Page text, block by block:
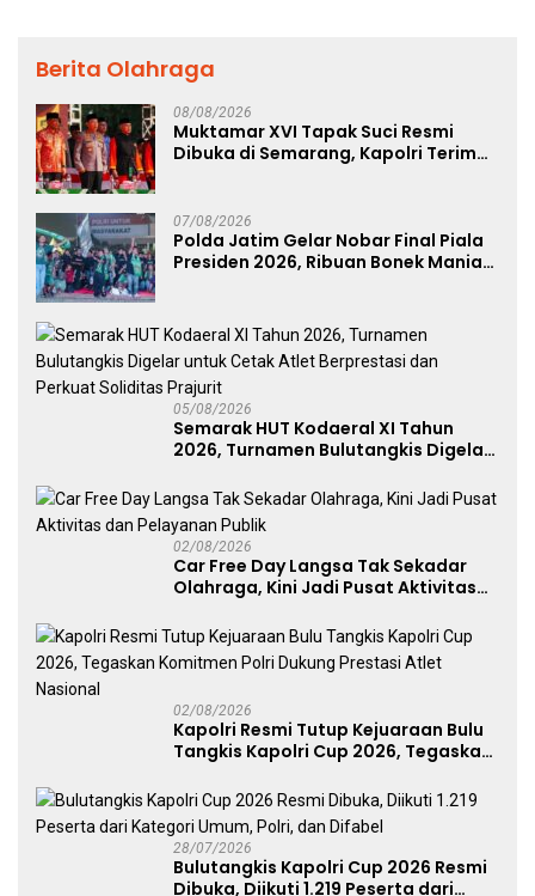
Berita Olahraga
08/08/2026
Muktamar XVI Tapak Suci Resmi
Dibuka di Semarang, Kapolri Terima
07/08/2026
Polda Jatim Gelar Nobar Final Piala
Presiden 2026, Ribuan Bonek Mania
05/08/2026
Semarak HUT Kodaeral XI Tahun
2026, Turnamen Bulutangkis Digelar
Perkuat Soliditas Prajurit
02/08/2026
Car Free Day Langsa Tak Sekadar
Olahraga, Kini Jadi Pusat Aktivitas
02/08/2026
Kapolri Resmi Tutup Kejuaraan Bulu
Tangkis Kapolri Cup 2026, Tegaskan
Atlet Nasional
28/07/2026
Bulutangkis Kapolri Cup 2026 Resmi
Dibuka, Diikuti 1.219 Peserta dari